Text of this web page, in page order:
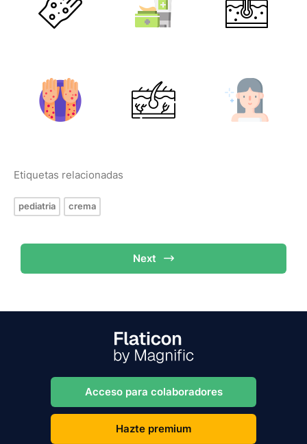
Etiquetas relacionadas
pediatria crema
Next
Acceso para colaboradores
Hazte premium